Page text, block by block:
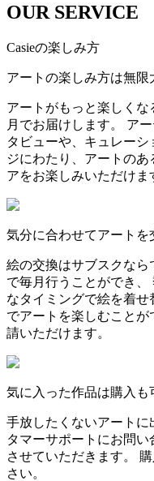
OUR SERVICE
Casieの楽しみ方
アートの楽しみ方は無限
アートがもっと楽しく
月でお届けします。 ア
タビューや、キュレー
ジにわたり、アートの
アをお楽しみいただけま
気分に合わせてアートを
絵の交換はサブスクな
で毎月行うことができ、
なタイミングで絵を着
でアートを楽しむこと
請いただけます。
気に入った作品は購入も
手放したくないアートに
タマーサポートにお問い
させていただきます。
さい。